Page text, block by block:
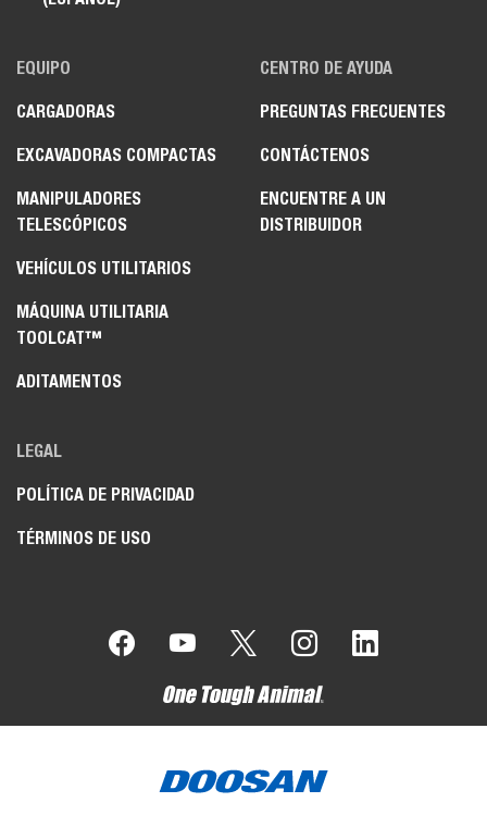
EQUIPO
CARGADORAS
EXCAVADORAS COMPACTAS
MANIPULADORES
TELESCÓPICOS
VEHÍCULOS UTILITARIOS
MÁQUINA UTILITARIA
TOOLCAT™
ADITAMENTOS
CENTRO DE AYUDA
PREGUNTAS FRECUENTES
CONTÁCTENOS
ENCUENTRE A UN
DISTRIBUIDOR
LEGAL
POLÍTICA DE PRIVACIDAD
TÉRMINOS DE USO